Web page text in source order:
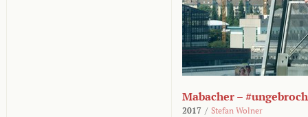
Mabacher –
2017 / Stefan Wolner